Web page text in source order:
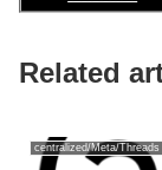
Related
centralized/Meta/Threads